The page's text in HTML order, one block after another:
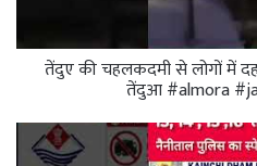
तेंदुए की चहलकदमी से लोगों में
तेंदुआ #almora